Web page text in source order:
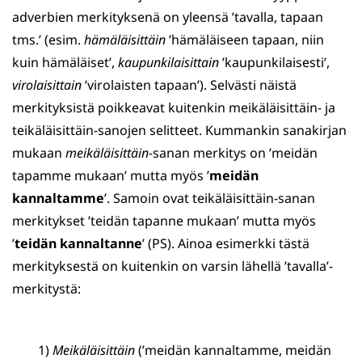
adverbien merkityksenä on yleensä ’tavalla, tapaan
tms.’ (esim. hämäläisittäin’hämäläiseen tapaan, niin
kuin hämäläiset’, kaupunkilaisittain’kaupunkilaisesti’,
virolaisittain’virolaisten tapaan’). Selvästi näistä
merkityksistä poikkeavat kuitenkin meikäläisittäin- ja
teikäläisittäin-sanojen selitteet. Kummankin sanakirjan
mukaan meikäläisittäin-sanan merkitys on ’meidän
tapamme mukaan’ mutta myös ’meidän
kannaltamme’. Samoin ovat teikäläisittäin-sanan
merkitykset ’teidän tapanne mukaan’ mutta myös
’teidän kannaltanne’ (PS). Ainoa esimerkki tästä
merkityksestä on kuitenkin on varsin lähellä ’tavalla’-
merkitystä:
1)Meikäläisittäin(’meidän kannaltamme, meidän